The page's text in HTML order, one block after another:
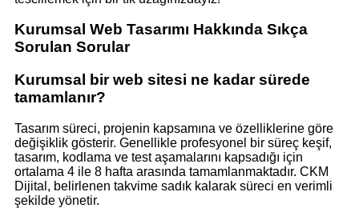
Kurumsal Web Tasarımı Hakkında Sıkça
Sorulan Sorular
Kurumsal bir web sitesi ne kadar sürede
tamamlanır?
Tasarım süreci, projenin kapsamına ve özelliklerine göre
değişiklik gösterir. Genellikle profesyonel bir süreç keşif,
tasarım, kodlama ve test aşamalarını kapsadığı için
ortalama 4 ile 8 hafta arasında tamamlanmaktadır. CKM
Dijital, belirlenen takvime sadık kalarak süreci en verimli
şekilde yönetir.